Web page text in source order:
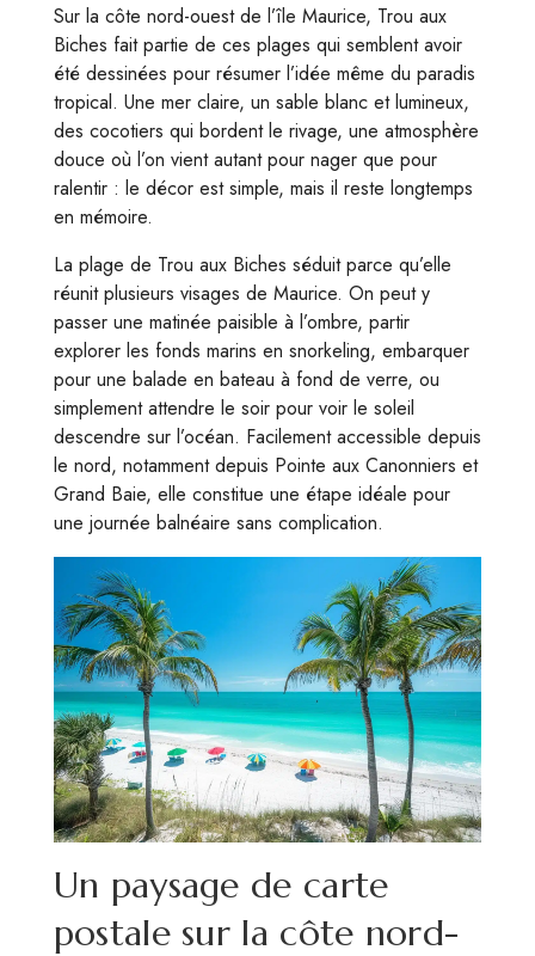
Sur la côte nord-ouest de l’île Maurice, Trou aux
Biches fait partie de ces plages qui semblent avoir
été dessinées pour résumer l’idée même du paradis
tropical. Une mer claire, un sable blanc et lumineux,
des cocotiers qui bordent le rivage, une atmosphère
douce où l’on vient autant pour nager que pour
ralentir : le décor est simple, mais il reste longtemps
en mémoire.
La plage de Trou aux Biches séduit parce qu’elle
réunit plusieurs visages de Maurice. On peut y
passer une matinée paisible à l’ombre, partir
explorer les fonds marins en snorkeling, embarquer
pour une balade en bateau à fond de verre, ou
simplement attendre le soir pour voir le soleil
descendre sur l’océan. Facilement accessible depuis
le nord, notamment depuis Pointe aux Canonniers et
Grand Baie, elle constitue une étape idéale pour
une journée balnéaire sans complication.
Un paysage de carte
postale sur la côte nord-